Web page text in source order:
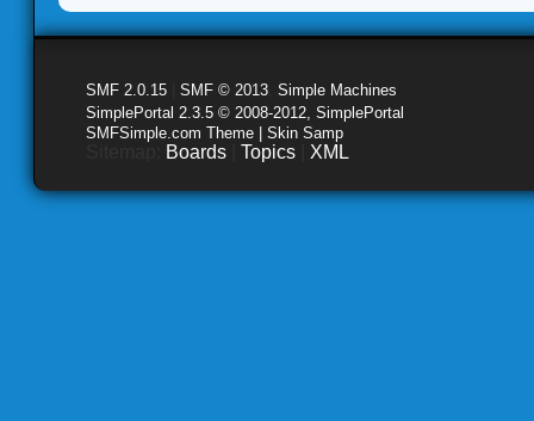
SMF 2.0.15 SMF © 2013 Simple Machines
SimplePortal 2.3.5 © 2008-2012, SimplePortal
SMFSimple.com Theme | Skin Samp
Boards Topics XML